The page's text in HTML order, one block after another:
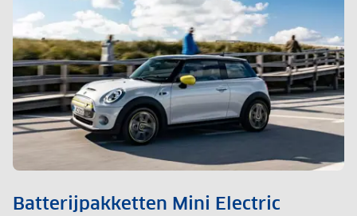
Batterijpakketten Mini Electric